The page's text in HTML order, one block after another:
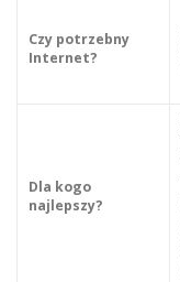
Czy potrzebny
Internet?
Dla kogo
najlepszy?